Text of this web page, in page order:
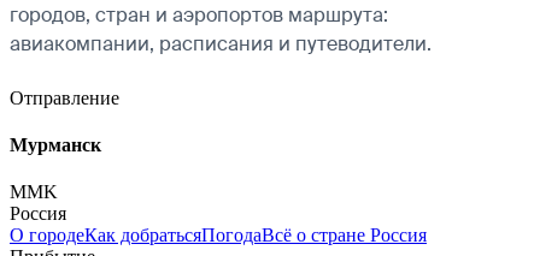
городов, стран и аэропортов маршрута:
авиакомпании, расписания и путеводители.
Отправление
Мурманск
MMK
Россия
О городеКак добратьсяПогодаВсё о стране Россия